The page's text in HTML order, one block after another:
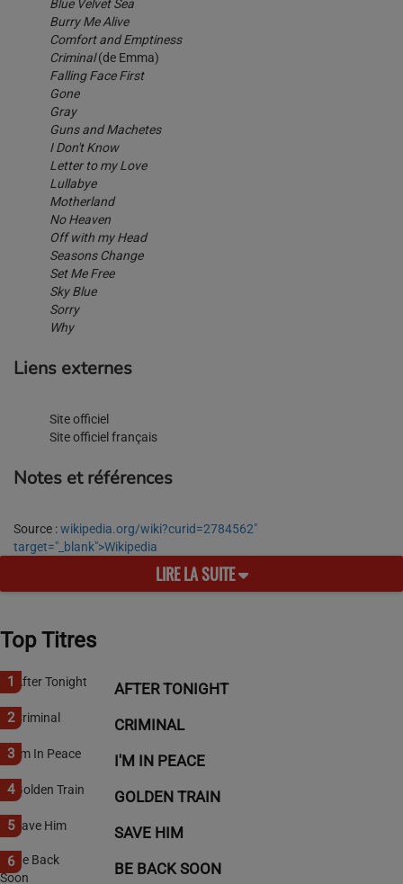
Blue Velvet Sea
Burry Me Alive
Comfort and Emptiness
Criminal(de Emma)
Falling Face First
Gone
Gray
Guns and Machetes
I Don't Know
Letter to my Love
Lullabye
Motherland
No Heaven
Off with my Head
Seasons Change
Set Me Free
Sky Blue
Sorry
Why
Liens externes
Site officiel
Site officiel français
Notes et références
Source :wikipedia.org/wiki?curid=2784562"
target="_blank">Wikipedia
LIRE LA SUITE
Top Titres
1 AFTER TONIGHT
2 CRIMINAL
3 I'M IN PEACE
4 GOLDEN TRAIN
5 SAVE HIM
6 BE BACK SOON